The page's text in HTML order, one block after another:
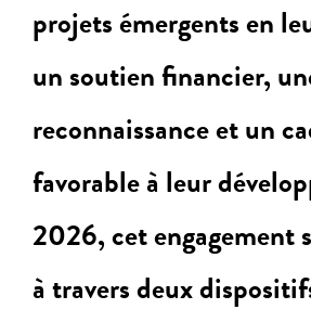
projets émergents en
un soutien financier,
reconnaissance et un
favorable à leur
2026, cet engagement
à travers deux